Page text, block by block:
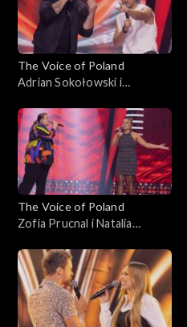
października 2025
The Voice of Poland
Adrian Sokołowski i
Do You Believe In?”; „The
Voice of Poland”, Bitwy, 18
października 2025
The Voice of Poland
Zofia Prucnal i Natalia
„The Voice of Poland”, Bitwy,
18 października 2025